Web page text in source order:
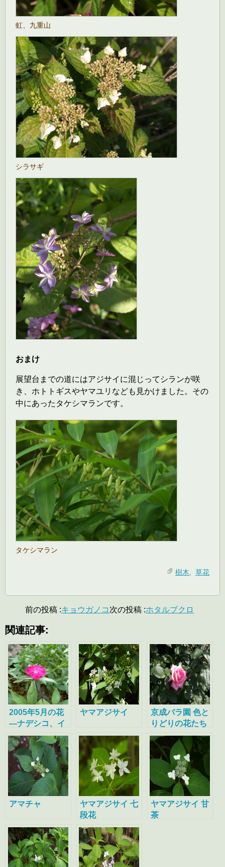
虹、九重山
シラサギ
おまけ
展望台までの道にはアジサイに混じってシランが咲
き、ホトトギスやヤマユリなども見かけました。その
中にあったタケシマランです。
タケシマラン
樹木 草花
前の投稿 :キョウガノコ 次の投稿 :ホタルブクロ
関連記事:
2005年5月の花
―ナデシコ、イ
カリソウ、ヤマ
ボウシ、ユキノ
シタ
ヤマアジサイ
京成バラ園 色と
りどりの花たち
アマチャ
ヤマアジサイ 七
段花
ヤマアジサイ 甘
茶